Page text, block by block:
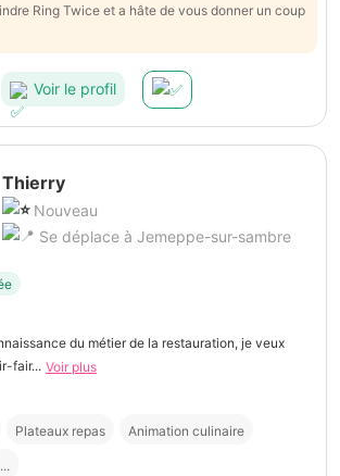
Ring Twice et a hâte de vous donner un coup
Voir le profil
Thierry
Nouveau
Se déplace à Jemeppe-sur-sambre
du métier de la restauration, je veux
fair... Voir plus
Plateaux repas Animation culinaire
...